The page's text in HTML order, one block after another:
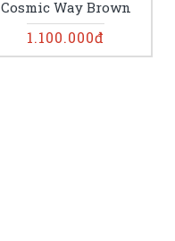
Cosmic Way Brown
1.100.000đ